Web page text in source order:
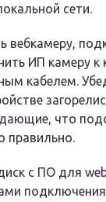
сети.
вебкамеру,
ИП камеру к
кабелем.
что
правильно.
с ПО для
подключения